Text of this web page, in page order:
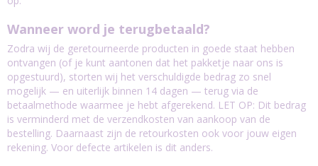
Wanneer word je terugbetaald?
Zodra wij de geretourneerde producten in goede staat hebben
ontvangen (of je kunt aantonen dat het pakketje naar ons is
opgestuurd), storten wij het verschuldigde bedrag zo snel
mogelijk — en uiterlijk binnen 14 dagen — terug via de
betaalmethode waarmee je hebt afgerekend. LET OP: Dit bedrag
is verminderd met de verzendkosten van aankoop van de
bestelling. Daarnaast zijn de retourkosten ook voor jouw eigen
rekening. Voor defecte artikelen is dit anders.